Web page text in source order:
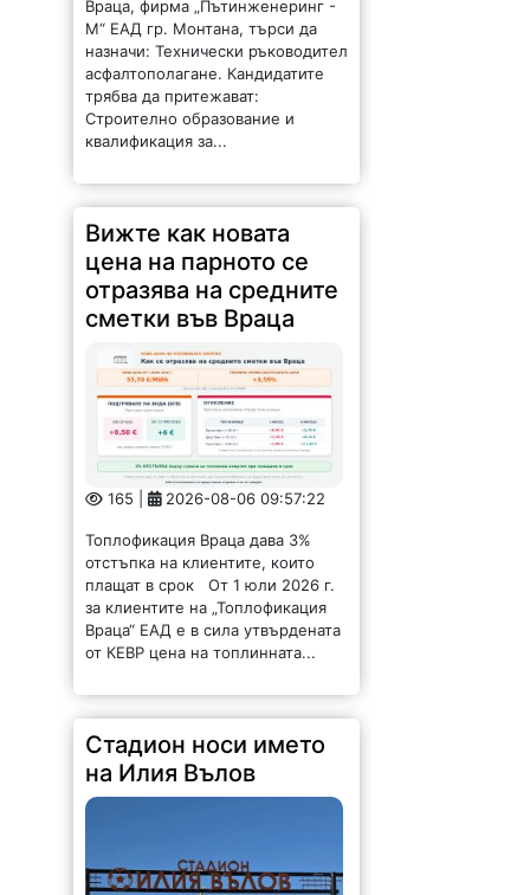
М“ ЕАД гр. Монтана, търси да
назначи: Технически ръководител
асфалтополагане. Кандидатите
трябва да притежават:
Строително образование и
квалификация за...
Вижте как новата
цена на парното се
отразява на средните
сметки във Враца
165 | 2026-08-06 09:57:22
отстъпка на клиентите, които
плащат в срок От 1 юли 2026 г.
за клиентите на „Топлофикация
Враца“ ЕАД е в сила утвърдената
от КЕВР цена на топлинната...
Стадион носи името
на Илия Вълов